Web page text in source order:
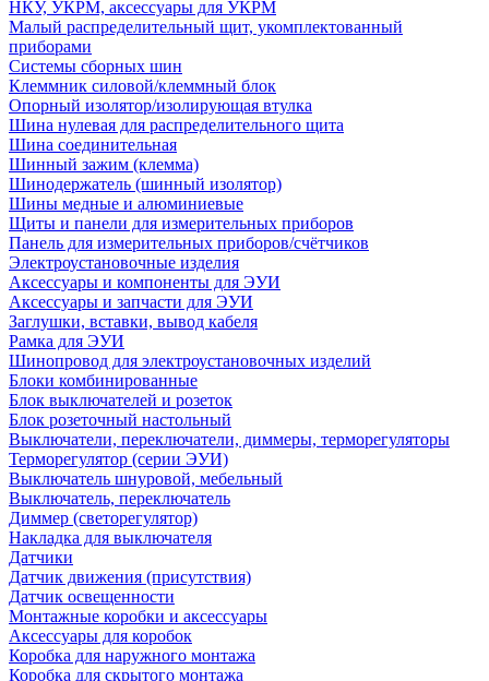
НКУ, УКРМ, аксессуары для УКРМ
Малый распределительный щит, укомплектованный
приборами
Системы сборных шин
Клеммник силовой/клеммный блок
Опорный изолятор/изолирующая втулка
Шина нулевая для распределительного щита
Шина соединительная
Шинный зажим (клемма)
Шинодержатель (шинный изолятор)
Шины медные и алюминиевые
Щиты и панели для измерительных приборов
Панель для измерительных приборов/счётчиков
Электроустановочные изделия
Аксессуары и компоненты для ЭУИ
Аксессуары и запчасти для ЭУИ
Заглушки, вставки, вывод кабеля
Рамка для ЭУИ
Шинопровод для электроустановочных изделий
Блоки комбинированные
Блок выключателей и розеток
Блок розеточный настольный
Выключатели, переключатели, диммеры, терморегуляторы
Терморегулятор (серии ЭУИ)
Выключатель шнуровой, мебельный
Выключатель, переключатель
Диммер (светорегулятор)
Накладка для выключателя
Датчики
Датчик движения (присутствия)
Датчик освещенности
Монтажные коробки и аксессуары
Аксессуары для коробок
Коробка для наружного монтажа
Коробка для скрытого монтажа